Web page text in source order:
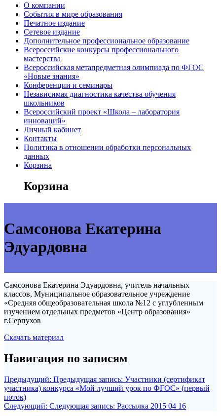
О компании
События в мире образования
Печатное издание
Сетевое издание
Дополнительное профессиональное образование
Всероссийские конкурсы профессионального
мастерства
Всероссийская метапредметная олимпиада по ФГОС
«Новые знания»
Конференции и семинары
Независимая диагностика качества обучения
школьников
Всероссийский проект «Школа – лаборатория
инноваций»
Личный кабинет
Контакты
Политика в отношении обработки персональных
данных
Корзина
Корзина
Самсонова Екатерина
Эдуардовна
Самсонова Екатерина Эдуардовна, учитель начальных
классов, Муниципальное образовательное учреждение
«Средняя общеобразовательная школа №12 с углубленным
изучением отдельных предметов «Центр образования»
г.Серпухов
Скачать материал
Навигация по записям
Предыдущий: Предыдущая запись: Участники (сертификат
участника) конкурса «Мой лучший урок по ФГОС» (первый
поток)
Следующий: Следующая запись: Рассылка 2015 04 16